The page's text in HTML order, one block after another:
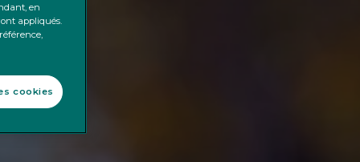
en
appliqués.
cookies